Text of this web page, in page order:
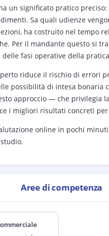
un significato pratico
Sa quali udienze
ha costruito nel tempo
Per il mandante questo si
fasi operative della
riduce il rischio di errori
possibilità di intesa bonaria
approccio — che privilegia
i migliori risultati concreti
online in pochi
Aree di competenza